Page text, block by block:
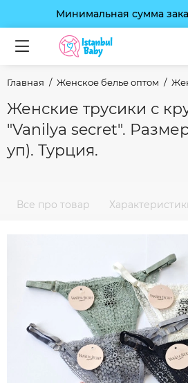
Минимальная сумма
Главная Женское белье оптом
Женские трусики с
"Vanilya secret".
уп). Турция.
Все про товар